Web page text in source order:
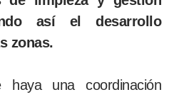
así el desarrollo
zonas.
haya una coordinación